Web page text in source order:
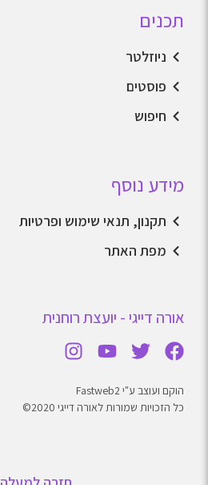
תכנים
ניוזלטר
פוסטים
חיפוש
מידע נוסף
תקנון, תנאי שימוש ופרטיות
מפת האתר
אורה דייגי - יועצת רוחנית
הוקם ועוצב ע"י Fastweb2
כל הזכויות שמורות לאורה דייגי 2020©